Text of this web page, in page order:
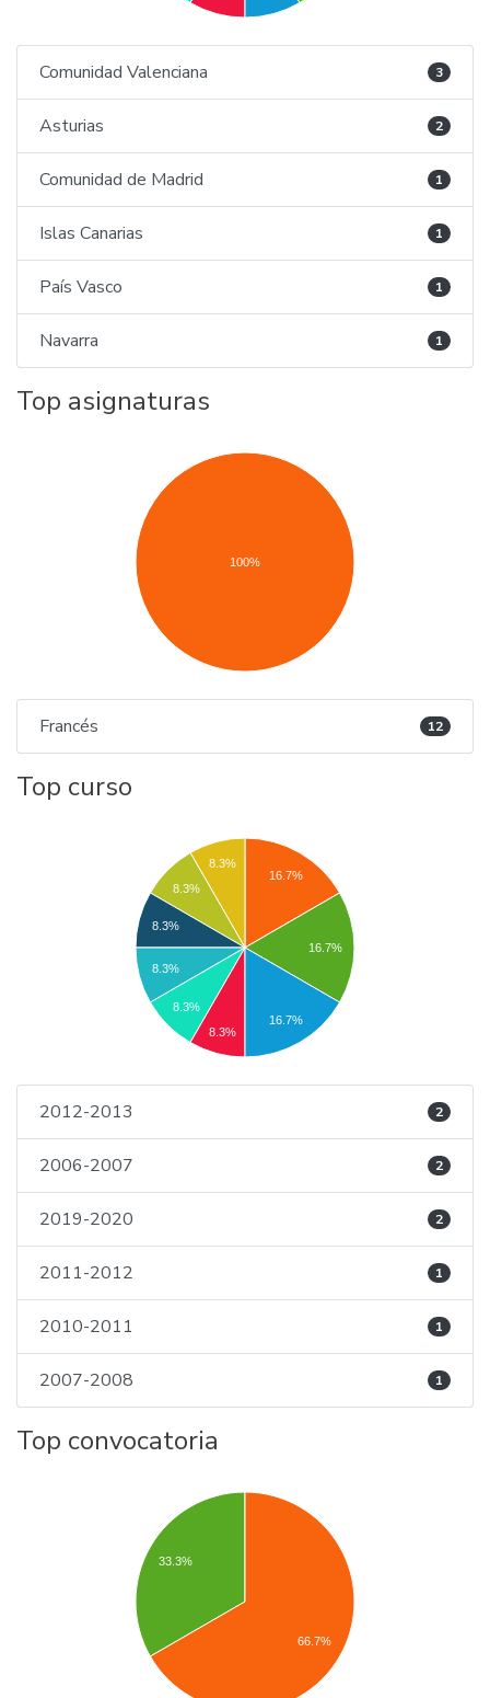
Comunidad Valenciana 3
Asturias 2
Comunidad de Madrid 1
Islas Canarias 1
País Vasco 1
Navarra 1
Top asignaturas
100%
Francés 12
Top curso
16.7%
16.7%
8.3%
8.3%
8.3%
8.3%
8.3%
8.3%
16.7%
2012-2013 2
2006-2007 2
2019-2020 2
2011-2012 1
2010-2011 1
2007-2008 1
Top convocatoria
33.3%
66.7%